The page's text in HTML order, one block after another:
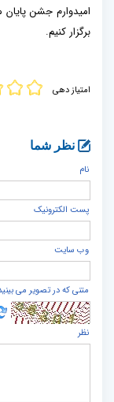
برگزار کنیم.
امتیاز دهی
نظر شما
نام
پست الكترونيک
وب سایت
متنی که در تصویر می
نظر